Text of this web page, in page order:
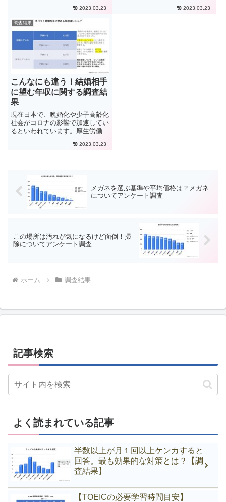
ケートは、誰もが訪れる老後の資
産事情について調査を行いまし
た。一般的にいくらぐらいの資金
が老後に必要と考えており、...
2023.03.23
のか。 コロナ禍以前と比べてテ
2023.03.23
調査結果
こんなにも違う！結婚相手
に望む年収に関する調査結
果
現在日本で、晩婚化や少子高齢化
社会がコロナの影響で加速してい
るといわれています。厚生労働省
口動態統計速報（2020年12月
2023.03.23
メガネを選ぶ基準や平均価格は？メガネ
についてアンケート調査
この場所は汚れが気になるけど面倒！掃
除についてアンケート調査
ホーム 調査結果
記事検索
よく読まれている記事
半数以上が月１回以上ケンカすると
回答。最も効果的な対策とは？【調
査結果】
【TOEICの必要学習時間目安】